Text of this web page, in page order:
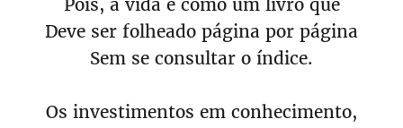
Pois, a vida é como um livro que
Deve ser folheado página por página
Sem se consultar o índice.
Os investimentos em conhecimento,